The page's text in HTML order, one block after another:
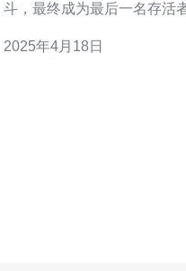
斗，最终成为最后一名存活
于位于台湾的玩家来说，台
2025年4月18日